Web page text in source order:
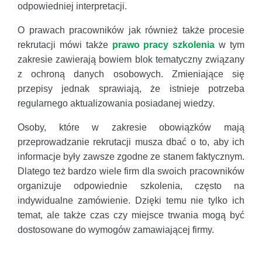
odpowiedniej interpretacji.
O prawach pracowników jak również także procesie
rekrutacji mówi także prawo pracy szkolenia w tym
zakresie zawierają bowiem blok tematyczny związany
z ochroną danych osobowych. Zmieniające się
przepisy jednak sprawiają, że istnieje potrzeba
regularnego aktualizowania posiadanej wiedzy.
Osoby, które w zakresie obowiązków mają
przeprowadzanie rekrutacji musza dbać o to, aby ich
informacje były zawsze zgodne ze stanem faktycznym.
Dlatego też bardzo wiele firm dla swoich pracowników
organizuje odpowiednie szkolenia, często na
indywidualne zamówienie. Dzięki temu nie tylko ich
temat, ale także czas czy miejsce trwania mogą być
dostosowane do wymogów zamawiającej firmy.